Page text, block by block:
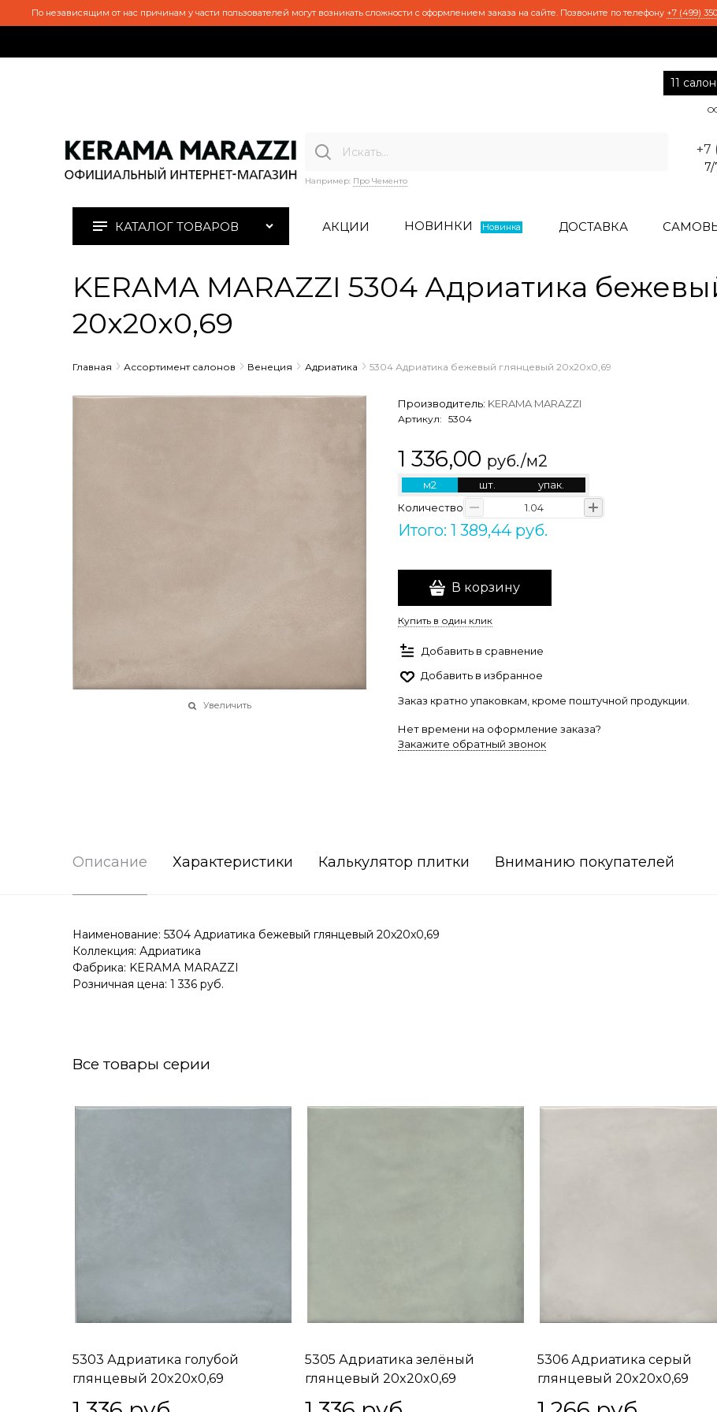
По независящим от нас причинам у части пользователей могут возникать сложности с оформлением заказа на сайте. Позвоните по телефону +7 (499)
11
Например: Про Чементо
+7
7/
КАТАЛОГ ТОВАРОВ АКЦИИ НОВИНКИ Новинка ДОСТАВКА
KERAMA MARAZZI 5304 Адриатика
20x20x0,69
Главная Ассортимент салонов Венеция Адриатика 5304 Адриатика бежевый глянцевый 20x20x0,69
Увеличить
Производитель: KERAMA MARAZZI
Артикул: 5304
1 336,00 руб./м2
м2 шт.
упак.
Количество
Итого: 1 389,44 руб.
В корзину
Купить в один клик
Добавить в сравнение
Добавить в избранное
Заказ кратно упаковкам, кроме поштучной продукции.
Нет времени на оформление заказа?
Закажите обратный звонок
Описание Характеристики Калькулятор плитки Вниманию покупателей
Наименование: 5304 Адриатика бежевый глянцевый 20x20x0,69
Коллекция: Адриатика
Фабрика: KERAMA MARAZZI
Розничная цена: 1 336 руб.
Все товары серии
5303 Адриатика голубой
глянцевый 20x20x0,69
5305 Адриатика зелёный
глянцевый 20x20x0,69
5306 Адриатика серый
глянцевый 20x20x0,69